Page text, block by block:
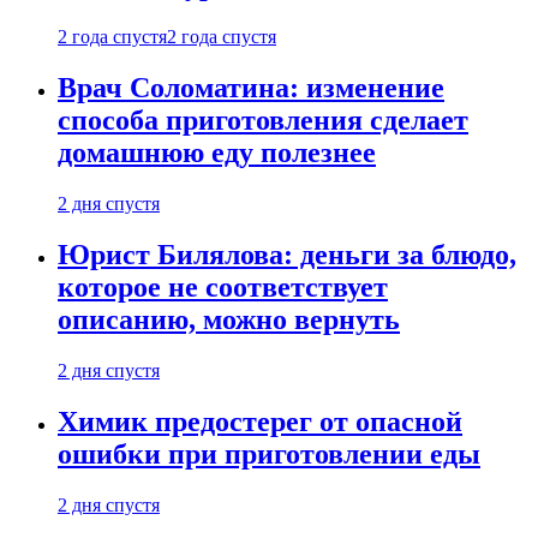
2 года спустя2 года спустя
Врач Соломатина: изменение
способа приготовления сделает
домашнюю еду полезнее
2 дня спустя
Юрист Билялова: деньги за блюдо,
которое не соответствует
описанию, можно вернуть
2 дня спустя
Химик предостерег от опасной
ошибки при приготовлении еды
2 дня спустя